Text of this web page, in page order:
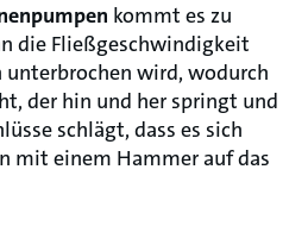
kommt es zu
die Fließgeschwindigkeit
unterbrochen wird, wodurch
der hin und her springt und
schlägt, dass es sich
mit einem Hammer auf das